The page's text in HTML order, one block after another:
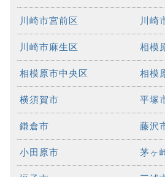
川崎市宮前区 川崎
川崎市麻生区 相模
相模原市中央区 相模
横須賀市 平塚
鎌倉市 藤沢
小田原市 茅ヶ